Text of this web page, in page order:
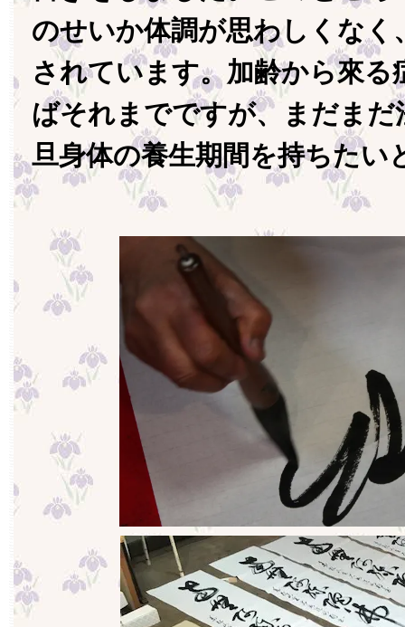
のせいか体調が思わしくなく
されています。加齢から來る
ばそれまでですが、まだまだ
旦身体の養生期間を持ちたい